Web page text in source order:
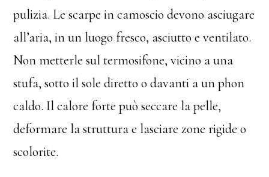
pulizia. Le scarpe in camoscio devono asciugare
all’aria, in un luogo fresco, asciutto e ventilato.
Non metterle sul termosifone, vicino a una
stufa, sotto il sole diretto o davanti a un phon
caldo. Il calore forte può seccare la pelle,
deformare la struttura e lasciare zone rigide o
scolorite.